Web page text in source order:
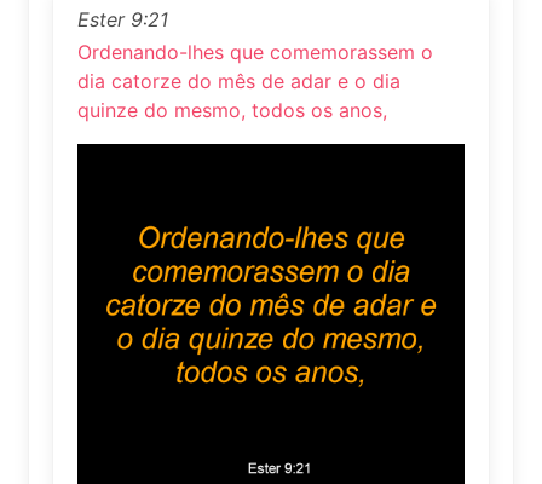
Ester 9:21
Ordenando-lhes que comemorassem o
dia catorze do mês de adar e o dia
quinze do mesmo, todos os anos,